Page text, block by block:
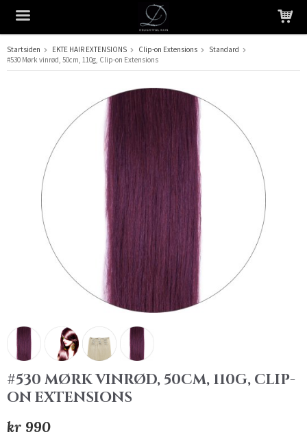
Produktet har blitt lagt til i handlekurven din
Startsiden EKTE HAIR EXTENSIONS Clip-on Extensions
Standard
#530 Mørk vinrød, 50cm, 110g, Clip-on Extensions
#530 MØRK VINRØD, 50CM, 110G, CLIP-
ON EXTENSIONS
kr 990